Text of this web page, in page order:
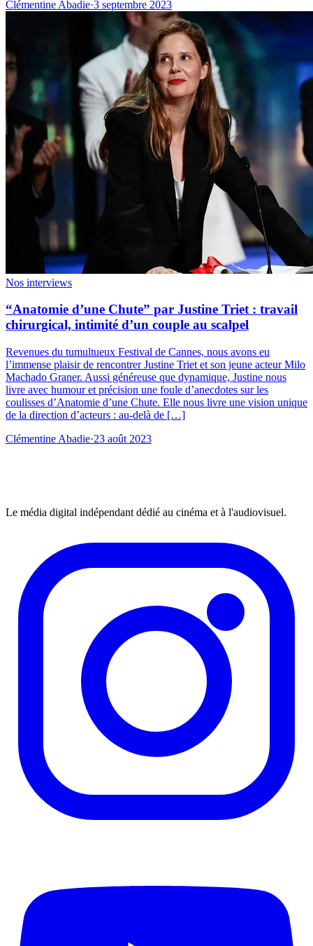
Clémentine Abadie·3 septembre 2023
Nos interviews
“Anatomie d’une Chute” par Justine Triet : travail
chirurgical, intimité d’un couple au scalpel
Revenues du tumultueux Festival de Cannes, nous avons eu
l’immense plaisir de rencontrer Justine Triet et son jeune acteur Milo
Machado Graner. Aussi généreuse que dynamique, Justine nous
livre avec humour et précision une foule d’anecdotes sur les
coulisses d’Anatomie d’une Chute. Elle nous livre une vision unique
de la direction d’acteurs : au-delà de […]
Clémentine Abadie·23 août 2023
Le média digital indépendant dédié au cinéma et à l'audiovisuel.